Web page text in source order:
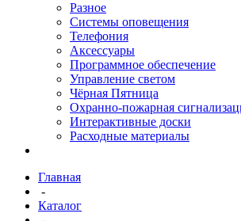
Разное
Системы оповещения
Телефония
Аксессуары
Программное обеспечение
Управление светом
Чёрная Пятница
Охранно-пожарная
Интерактивные доски
Расходные материалы
Главная
-
Каталог